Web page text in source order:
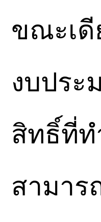
ขณะเดี
งบประ
สิทธิ์ที่
สามาร